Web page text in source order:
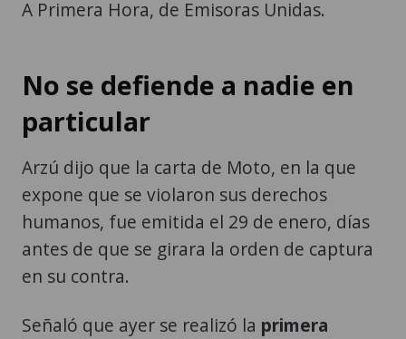
A Primera Hora, de Emisoras Unidas.
No se defiende a nadie en
particular
Arzú dijo que la carta de Moto, en la que
expone que se violaron sus derechos
humanos, fue emitida el 29 de enero, días
antes de que se girara la orden de captura
en su contra.
Señaló que ayer se realizó la primera